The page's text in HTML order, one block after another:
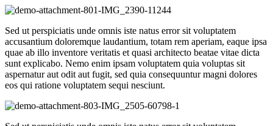
Sed ut perspiciatis unde omnis iste natus error sit voluptatem
accusantium doloremque laudantium, totam rem aperiam, eaque ipsa
quae ab illo inventore veritatis et quasi architecto beatae vitae dicta
sunt explicabo. Nemo enim ipsam voluptatem quia voluptas sit
aspernatur aut odit aut fugit, sed quia consequuntur magni dolores
eos qui ratione voluptatem sequi nesciunt.